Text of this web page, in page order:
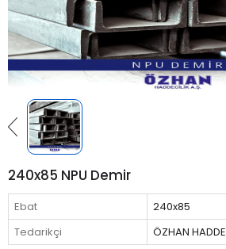
240x85 NPU Demir
Ebat
240x85
Tedarikçi
ÖZHAN HADDE